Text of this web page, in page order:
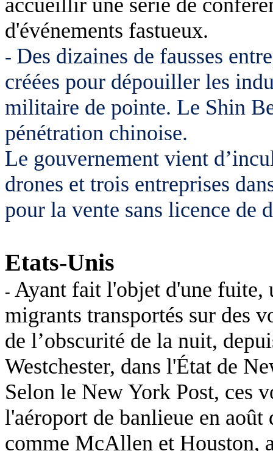
d'événements fastueux.
- Des dizaines de fausses
créées pour dépouiller les
militaire de pointe. Le Shin
pénétration chinoise.
Le gouvernement vient
drones et trois entreprises
pour la vente sans licence de
Etats-Unis
- Ayant fait l'objet d'une fuite,
migrants transportés sur des
de l’obscurité de la nuit,
Westchester, dans l'État de
Selon le New York Post, ces
l'aéroport de banlieue en
comme McAllen et Houston,